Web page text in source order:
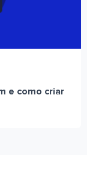
e como criar